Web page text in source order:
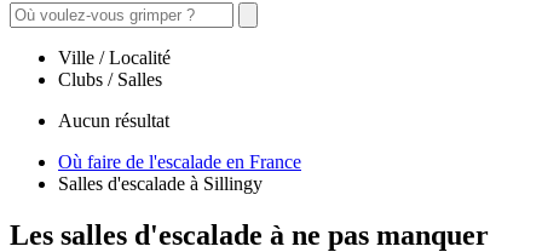
Ville / Localité
Clubs / Salles
Aucun résultat
Où faire de l'escalade en France
Salles d'escalade à Sillingy
Les salles d'escalade à ne pas manquer